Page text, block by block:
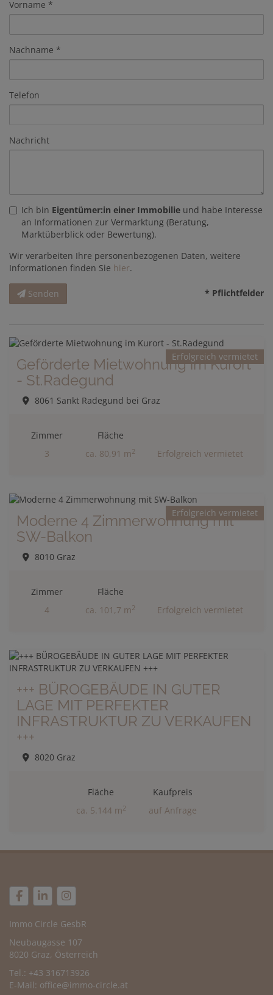
Vorname
Nachname
Telefon
Nachricht
Ich bin Eigentümer:in einer Immobilie und habe Interesse
an Informationen zur Vermarktung (Beratung,
Marktüberblick oder Bewertung).
Wir verarbeiten Ihre personenbezogenen Daten, weitere
Informationen finden Sie hier.
Senden * Pflichtfelder
Erfolgreich vermietet
Geförderte Mietwohnung im Kurort
- St.Radegund
8061 Sankt Radegund bei Graz
Zimmer
3
Fläche
ca. 80,91 m2 Erfolgreich vermietet
Erfolgreich vermietet
Moderne 4 Zimmerwohnung mit
SW-Balkon
8010 Graz
Zimmer
4
Fläche
ca. 101,7 m2 Erfolgreich vermietet
+++ BÜROGEBÄUDE IN GUTER
LAGE MIT PERFEKTER
INFRASTRUKTUR ZU VERKAUFEN
+++
8020 Graz
Fläche
ca. 5.144 m2
Kaufpreis
auf Anfrage
Immo Circle GesbR
Neubaugasse 107
8020 Graz, Österreich
Tel.: +43 316713926
E-Mail: office@immo-circle.at